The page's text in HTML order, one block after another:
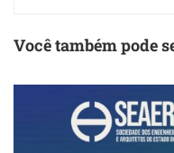
Você também pode